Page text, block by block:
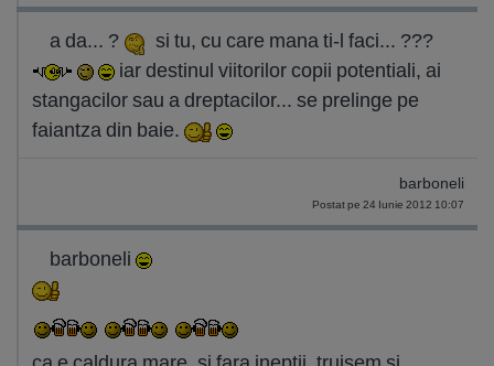
a da... ?
si tu, cu care mana ti-l faci... ???
iar destinul viitorilor copii potentiali, ai
stangacilor sau a dreptacilor... se prelinge pe
faiantza din baie.
barboneli
Postat pe 24 Iunie 2012 10:07
barboneli